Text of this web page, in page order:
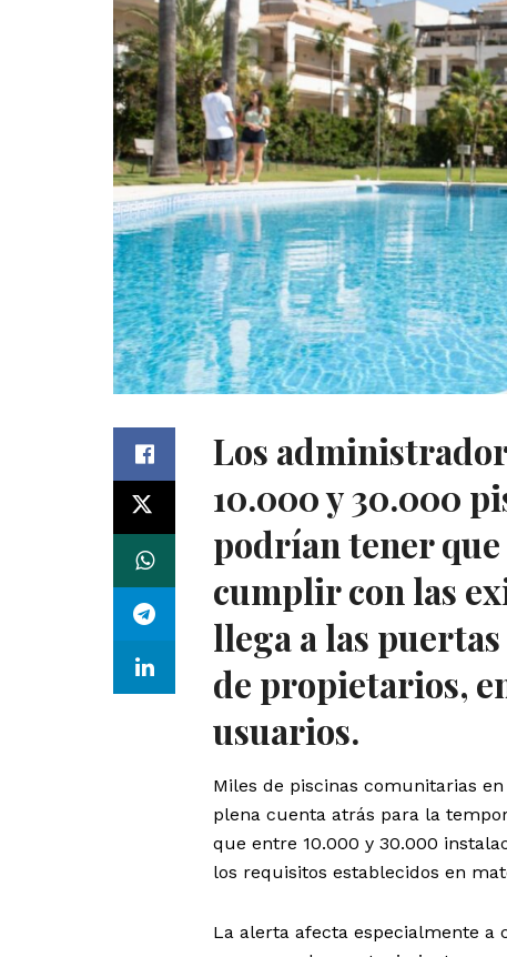
Los
10.000 y 30.000
podrían tener
cumplir con las
llega a las
de propietarios,
usuarios.
Miles de piscinas comunitarias
plena cuenta atrás para la
que entre 10.000 y 30.000
los requisitos establecidos en
La alerta afecta especialmente a